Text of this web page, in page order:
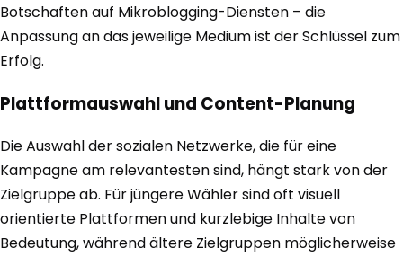
Botschaften auf Mikroblogging-Diensten – die
Anpassung an das jeweilige Medium ist der Schlüssel zum
Erfolg.
Plattformauswahl und Content-Planung
Die Auswahl der sozialen Netzwerke, die für eine
Kampagne am relevantesten sind, hängt stark von der
Zielgruppe ab. Für jüngere Wähler sind oft visuell
orientierte Plattformen und kurzlebige Inhalte von
Bedeutung, während ältere Zielgruppen möglicherweise